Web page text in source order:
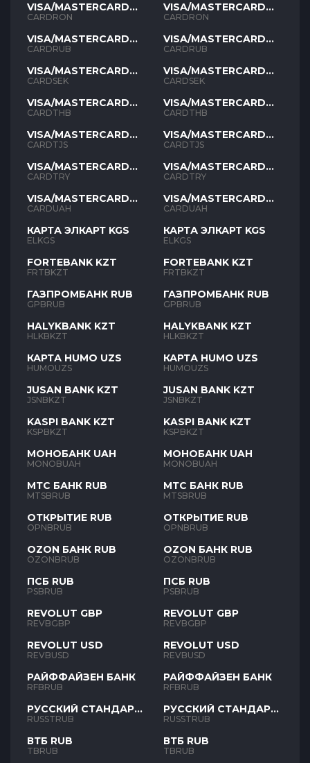
VISA/MASTERCARD
RON
CARDRON
VISA/MASTERCARD
RUB
CARDRUB
VISA/MASTERCARD
SEK
CARDSEK
VISA/MASTERCARD
THB
CARDTHB
VISA/MASTERCARD
TJS
CARDTJS
VISA/MASTERCARD
TYR
CARDTRY
VISA/MASTERCARD
UAH
CARDUAH
КАРТА ЭЛКАРТ KGS
ELKGS
FORTEBANK KZT
FRTBKZT
ГАЗПРОМБАНК RUB
GPBRUB
HALYKBANK KZT
HLKBKZT
КАРТА HUMO UZS
HUMOUZS
JUSAN BANK KZT
JSNBKZT
KASPI BANK KZT
KSPBKZT
МОНОБАНК UAH
MONOBUAH
МТС БАНК RUB
MTSBRUB
ОТКРЫТИЕ RUB
OPNBRUB
OZON БАНК RUB
OZONBRUB
ПСБ RUB
PSBRUB
REVOLUT GBP
REVBGBP
REVOLUT USD
REVBUSD
РАЙФФАЙЗЕН БАНК
RFBRUB
РУССКИЙ СТАНДАРТ
RUB
RUSSTRUB
ВТБ RUB
TBRUB
VISA/MASTERCARD
RON
CARDRON
VISA/MASTERCARD
RUB
CARDRUB
VISA/MASTERCARD
SEK
CARDSEK
VISA/MASTERCARD
THB
CARDTHB
VISA/MASTERCARD
TJS
CARDTJS
VISA/MASTERCARD
TYR
CARDTRY
VISA/MASTERCARD
UAH
CARDUAH
КАРТА ЭЛКАРТ KGS
ELKGS
FORTEBANK KZT
FRTBKZT
ГАЗПРОМБАНК RUB
GPBRUB
HALYKBANK KZT
HLKBKZT
КАРТА HUMO UZS
HUMOUZS
JUSAN BANK KZT
JSNBKZT
KASPI BANK KZT
KSPBKZT
МОНОБАНК UAH
MONOBUAH
МТС БАНК RUB
MTSBRUB
ОТКРЫТИЕ RUB
OPNBRUB
OZON БАНК RUB
OZONBRUB
ПСБ RUB
PSBRUB
REVOLUT GBP
REVBGBP
REVOLUT USD
REVBUSD
РАЙФФАЙЗЕН БАНК
RFBRUB
РУССКИЙ СТАНДАРТ
RUB
RUSSTRUB
ВТБ RUB
TBRUB